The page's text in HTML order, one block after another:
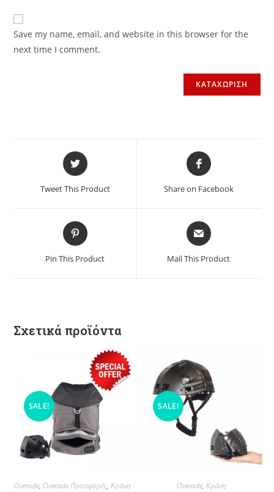
Save my name, email, and website in this browser for the
next time I comment.
Tweet This Product Share on Facebook
Pin This Product Mail This Product
Σχετικά προϊόντα
SALE!
Overade, Overade Προσφορές,Κράνη
SALE!
Overade,Κράνη